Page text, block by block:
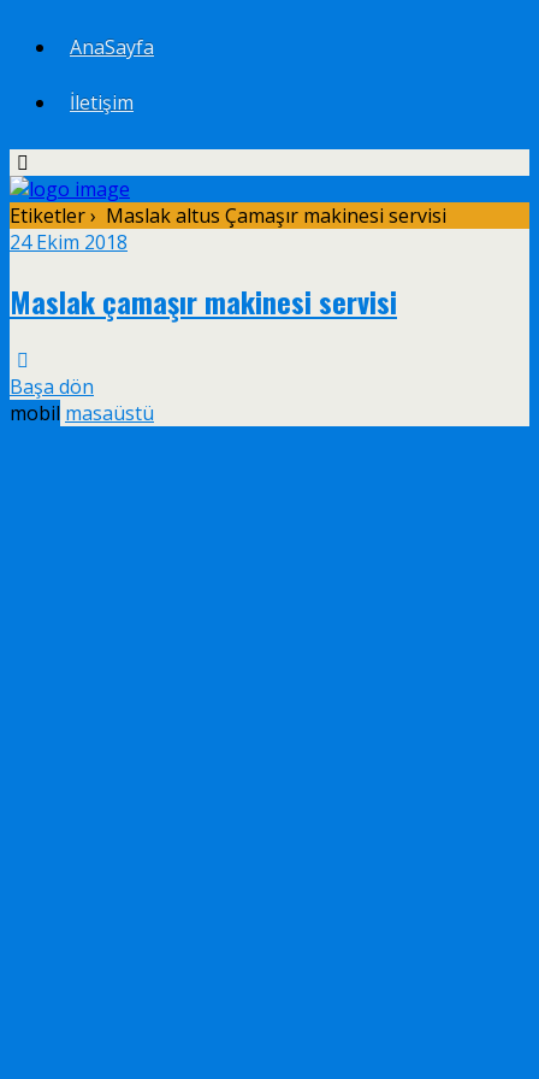
AnaSayfa
İletişim
Etiketler › Maslak altus Çamaşır makinesi servisi
24 Ekim 2018
Maslak çamaşır makinesi servisi
Başa dön
mobil masaüstü